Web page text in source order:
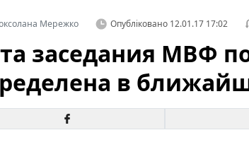
Мережко Опубліковано12.01.17 17:02
заседания МВФ
в